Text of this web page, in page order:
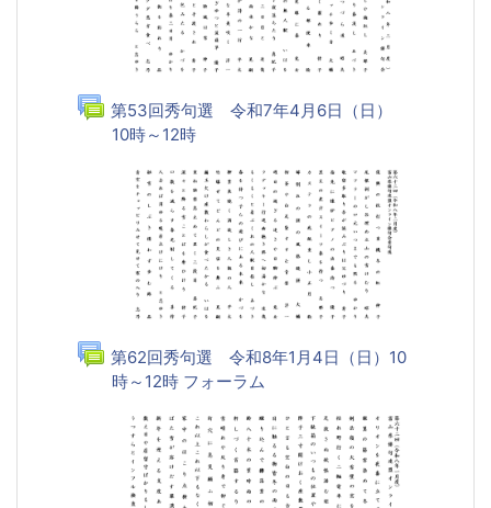
第53回秀句選 令和7年4月6日（日）
10時～12時フォーラム
第62回秀句選 令和8年1月4日（日）10
時～12時 フォーラム